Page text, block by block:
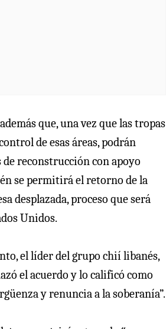
que, una vez que las tropas
de esas áreas, podrán
de reconstrucción con apoyo
se permitirá el retorno de la
desplazada, proceso que será
Unidos.
el líder del grupo chií libanés,
el acuerdo y lo calificó como
y renuncia a la soberanía”.